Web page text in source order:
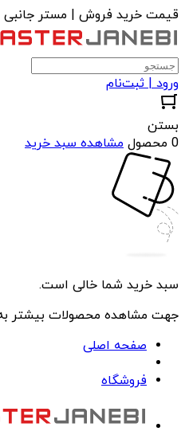
قیمت خرید فروش | مستر جانبی
ورود | ثبت‌نام
بستن
0 محصول
مشاهده سبد خرید
سبد خرید شما خالی است.
جهت مشاهده محصولات بیشتر
صفحه اصلی
فروشگاه